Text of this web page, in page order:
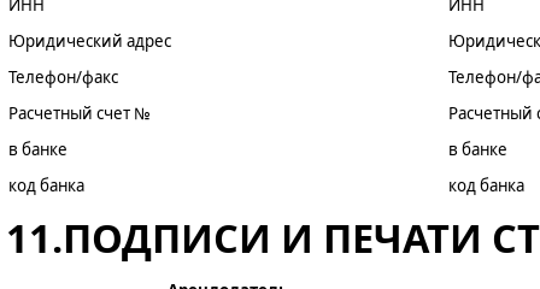
ИНН
ИНН
Юридический адрес
Телефон/факс
Телефон/
Расчетный счет №
Расчетный
в банке
в банке
код банка
код банка
11.ПОДПИСИ И ПЕЧАТИ